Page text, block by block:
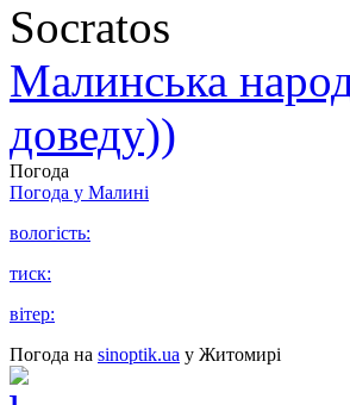
Socratos
Малинська
доведу))
Погода
Погода у Малині
вологість:
тиск:
вітер:
Погода на sinoptik.ua у Житомирі